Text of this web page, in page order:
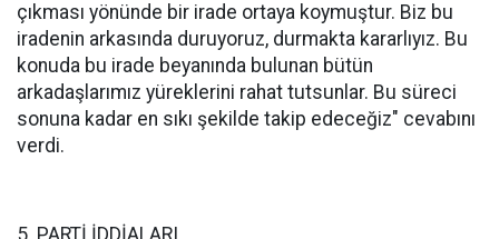
çıkması yönünde bir irade ortaya koymuştur. Biz bu
iradenin arkasında duruyoruz, durmakta kararlıyız. Bu
konuda bu irade beyanında bulunan bütün
arkadaşlarımız yüreklerini rahat tutsunlar. Bu süreci
sonuna kadar en sıkı şekilde takip edeceğiz" cevabını
verdi.
5. PARTİ İDDİALARI